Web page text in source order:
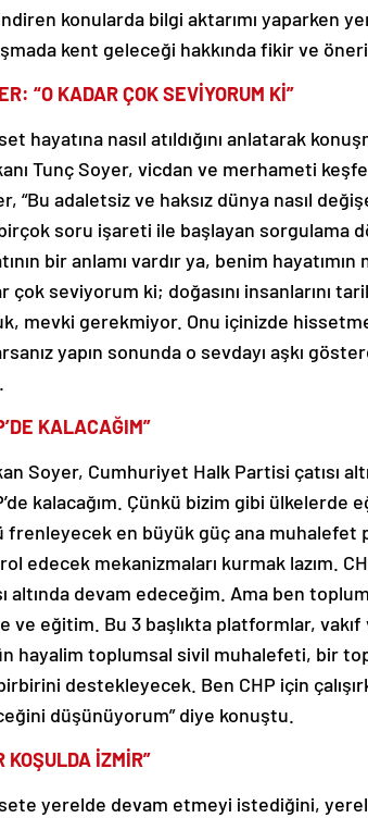
konularda bilgi aktarımı yaparken
kent geleceği hakkında fikir ve
“O KADAR ÇOK SEVİYORUM Kİ”
hayatına nasıl atıldığını anlatarak
Tunç Soyer, vicdan ve merhameti
“Bu adaletsiz ve haksız dünya nasıl
soru işareti ile başlayan sorgulama
bir anlamı vardır ya, benim
çok seviyorum ki; doğasını insanlarını
mevki gerekmiyor. Onu içinizde
yapın sonunda o sevdayı aşkı
KALACAĞIM”
Soyer, Cumhuriyet Halk Partisi çatısı
kalacağım. Çünkü bizim gibi
frenleyecek en büyük güç ana muhalefet
edecek mekanizmaları kurmak lazım.
altında devam edeceğim. Ama ben
ve eğitim. Bu 3 başlıkta platformlar,
hayalim toplumsal sivil muhalefeti, bir
destekleyecek. Ben CHP için
düşünüyorum” diye konuştu.
KOŞULDA İZMİR”
yerelde devam etmeyi istediğini,